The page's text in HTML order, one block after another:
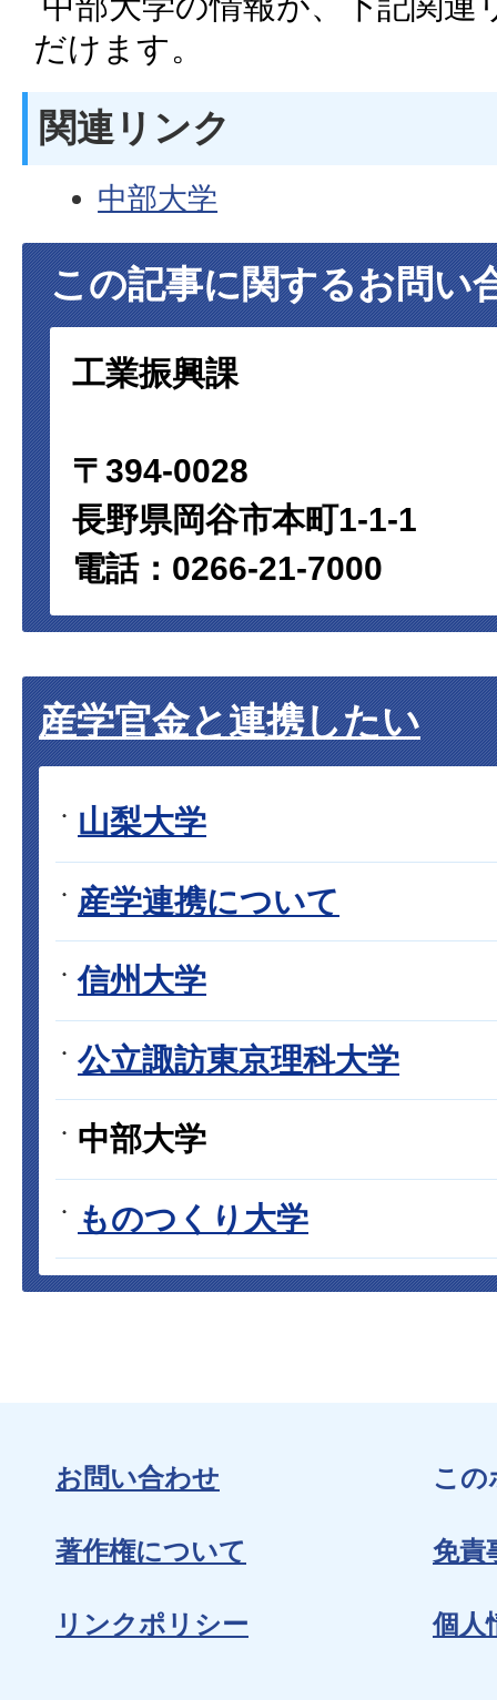
だけます。
関連リンク
中部大学
この記事に関するお問い
工業振興課
〒394-0028
長野県岡谷市本町1-1-1
電話：0266-21-7000
産学官金と連携したい
山梨大学
産学連携について
信州大学
公立諏訪東京理科大学
中部大学
ものつくり大学
お問い合わせ この
著作権について 免責
リンクポリシー 個人